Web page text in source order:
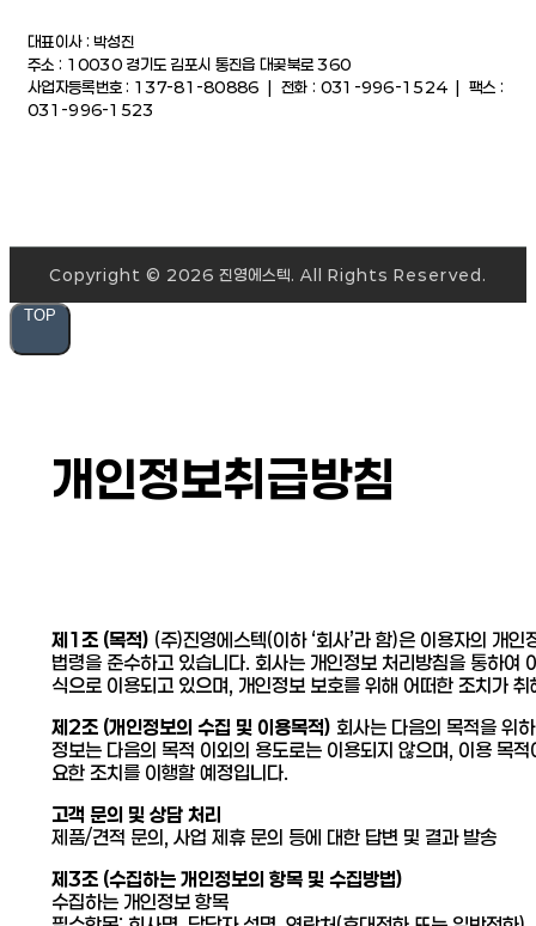
대표이사 : 박성진
주소 : 10030 경기도 김포시 통진읍 대곶북로 360
사업자등록번호 : 137-81-80886 | 전화 : 031-996-1524 | 팩스 :
031-996-1523
Copyright © 2026 진영에스텍. All Rights Reserved.
TOP
개인정보취급방침
제1조 (목적) (주)진영에스텍(이하 ‘회사’라 함)은 이용자의 개
법령을 준수하고 있습니다. 회사는 개인정보 처리방침을 통하여
식으로 이용되고 있으며, 개인정보 보호를 위해 어떠한 조치가
제2조 (개인정보의 수집 및 이용목적) 회사는 다음의 목적을 위
정보는 다음의 목적 이외의 용도로는 이용되지 않으며, 이용 목
요한 조치를 이행할 예정입니다.
고객 문의 및 상담 처리
제품/견적 문의, 사업 제휴 문의 등에 대한 답변 및 결과 발송
제3조 (수집하는 개인정보의 항목 및 수집방법)
수집하는 개인정보 항목